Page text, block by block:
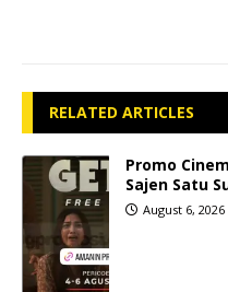
RELATED ARTICLES
Promo
Sajen Satu
August 6, 2026